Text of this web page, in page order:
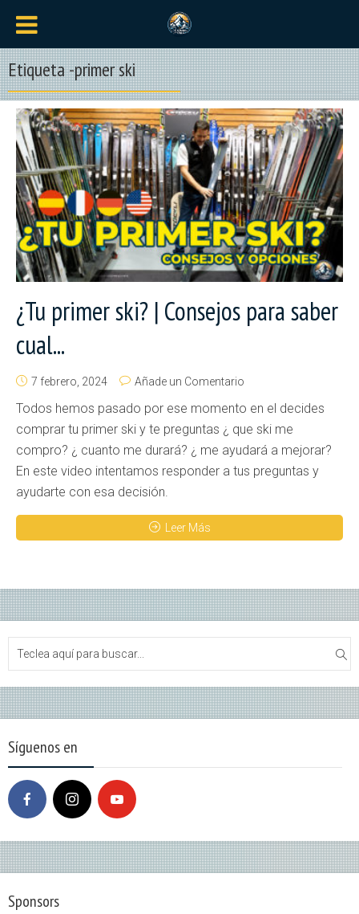
Etiqueta -primer ski
¿Tu primer ski? | Consejos para saber
cual...
7 febrero, 2024 Añade un Comentario
Todos hemos pasado por ese momento en el decides
comprar tu primer ski y te preguntas ¿ que ski me
compro? ¿ cuanto me durará? ¿ me ayudará a mejorar?
En este video intentamos responder a tus preguntas y
ayudarte con esa decisión.
Leer Más
Síguenos en
Sponsors